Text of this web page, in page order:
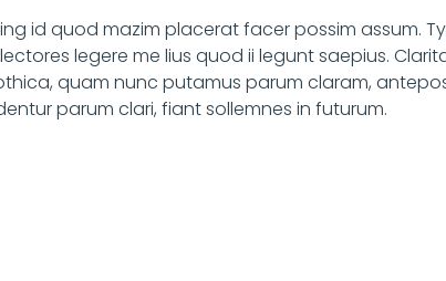
id quod mazim placerat facer possim assum.
legere me lius quod ii legunt saepius.
quam nunc putamus parum claram,
parum clari, fiant sollemnes in futurum.